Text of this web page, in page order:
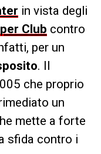
in vista degli
Club contro
per un
. Il
che proprio
un
mette a forte
sfida contro i